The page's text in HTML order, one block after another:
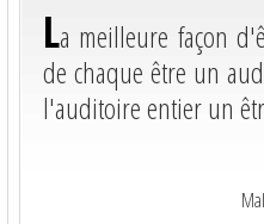
La meilleure façon
de chaque être un
l'auditoire entier un